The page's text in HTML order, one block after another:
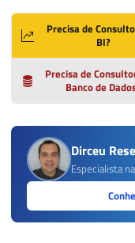
Precisa de
BI?
Precisa de
Banco de
Dirceu
Especialista